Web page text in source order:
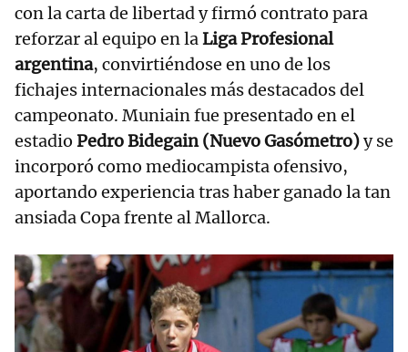
con la carta de libertad y firmó contrato para
reforzar al equipo en laLiga Profesional
argentina, convirtiéndose en uno de los
fichajes internacionales más destacados del
campeonato. Muniain fue presentado en el
estadio Pedro Bidegain (Nuevo Gasómetro)y se
incorporó como mediocampista ofensivo,
aportando experiencia tras haber ganado la tan
ansiada Copa frente al Mallorca.